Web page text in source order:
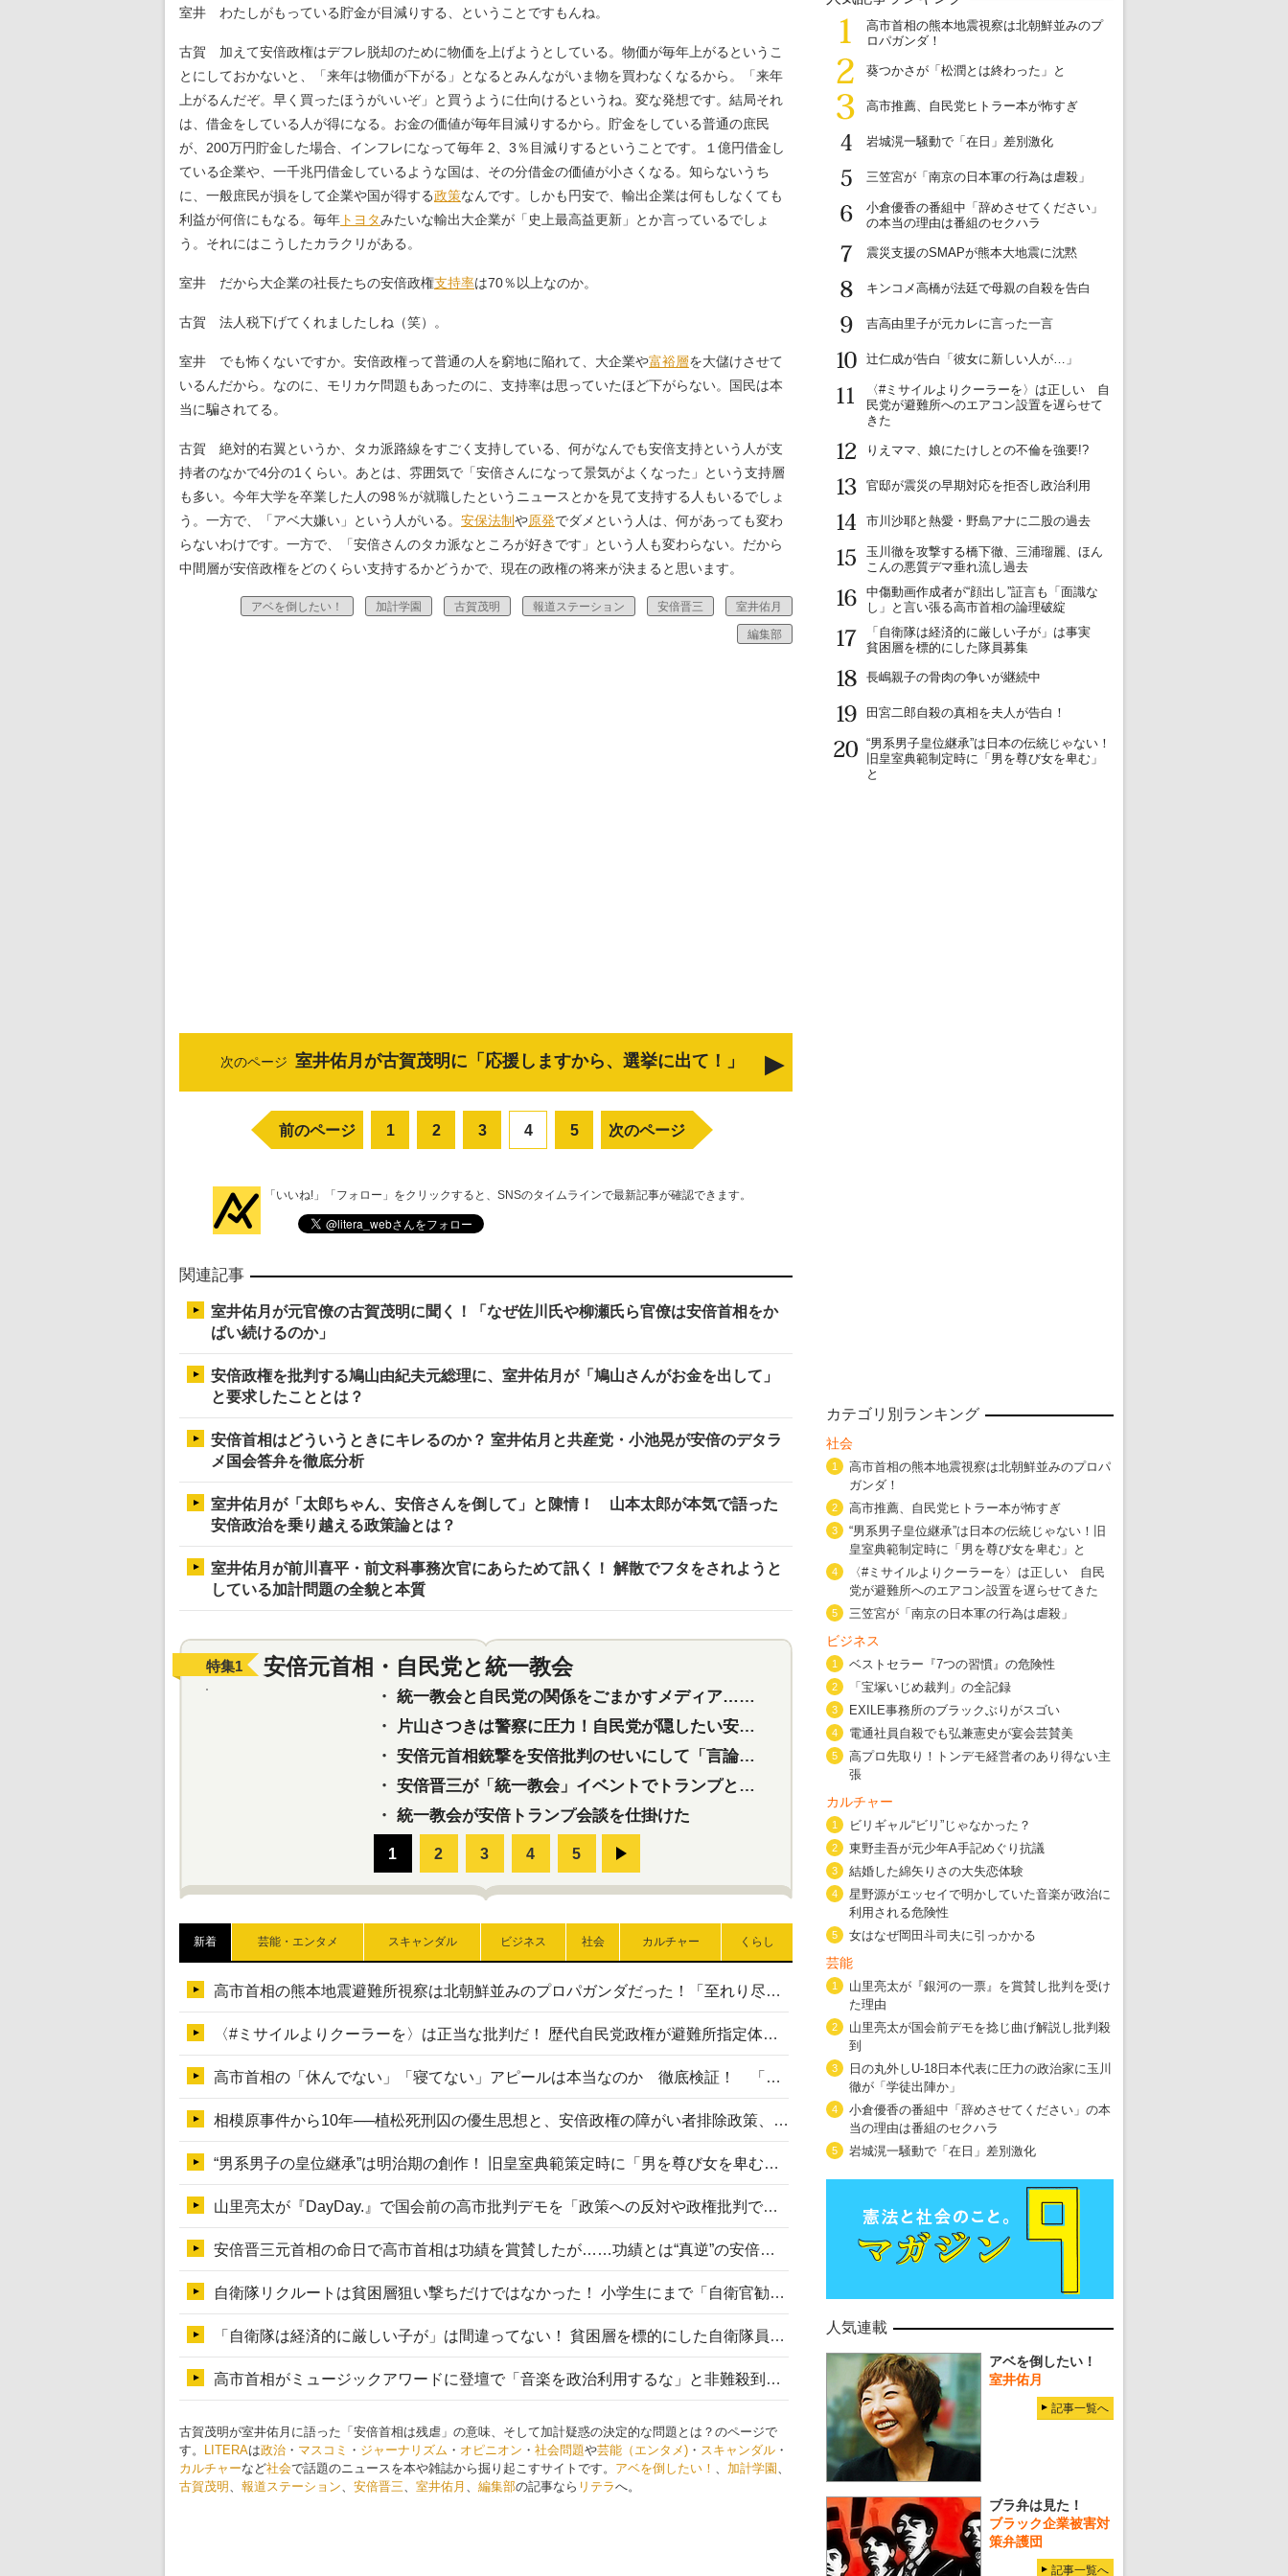
室井 わたしがもっている貯金が目減りする、ということですもんね。
古賀 加えて安倍政権はデフレ脱却のために物価を上げようとしている。物価が毎年上がるというこ
とにしておかないと、「来年は物価が下がる」となるとみんながいま物を買わなくなるから。「来年
上がるんだぞ。早く買ったほうがいいぞ」と買うように仕向けるというね。変な発想です。結局それ
は、借金をしている人が得になる。お金の価値が毎年目減りするから。貯金をしている普通の庶民
が、200万円貯金した場合、インフレになって毎年 2、3％目減りするということです。１億円借金し
ている企業や、一千兆円借金しているような国は、その分借金の価値が小さくなる。知らないうち
に、一般庶民が損をして企業や国が得する政策なんです。しかも円安で、輸出企業は何もしなくても
利益が何倍にもなる。毎年 トヨタみたいな輸出大企業が「史上最高益更新」とか言っているでしょ
う。それにはこうしたカラクリがある。
室井 だから大企業の社長たちの安倍政権支持率は70％以上なのか。
古賀 法人税下げてくれましたしね（笑）。
室井 でも怖くないですか。安倍政権って普通の人を窮地に陥れて、大企業や富裕層を大儲けさせて
いるんだから。なのに、モリカケ問題もあったのに、支持率は思っていたほど下がらない。国民は本
当に騙されてる。
古賀 絶対的右翼というか、タカ派路線をすごく支持している、何がなんでも安倍支持という人が支
持者のなかで4分の1くらい。あとは、雰囲気で「安倍さんになって景気がよくなった」という支持層
も多い。今年大学を卒業した人の98％が就職したというニュースとかを見て支持する人もいるでしょ
う。一方で、「アベ大嫌い」という人がいる。 安保法制や原発でダメという人は、何があっても変わ
らないわけです。一方で、「安倍さんのタカ派なところが好きです」という人も変わらない。だから
中間層が安倍政権をどのくらい支持するかどうかで、現在の政権の将来が決まると思います。
アベを倒したい！ 加計学園 古賀茂明 報道ステーション 安倍晋三 室井佑月
編集部
次のページ 室井佑月が古賀茂明に「応援しますから、選挙に出て！」
前のページ 1 2 3 4 5 次のページ
「いいね!」「フォロー」をクリックすると、SNSのタイムラインで最新記事が確認できます。
関連記事
室井佑月が元官僚の古賀茂明に聞く！「なぜ佐川氏や柳瀬氏ら官僚は安倍首相をか
ばい続けるのか」
安倍政権を批判する鳩山由紀夫元総理に、室井佑月が「鳩山さんがお金を出して」
と要求したこととは？
安倍首相はどういうときにキレるのか？ 室井佑月と共産党・小池晃が安倍のデタラ
メ国会答弁を徹底分析
室井佑月が「太郎ちゃん、安倍さんを倒して」と陳情！ 山本太郎が本気で語った
安倍政治を乗り越える政策論とは？
室井佑月が前川喜平・前文科事務次官にあらためて訊く！ 解散でフタをされようと
している加計問題の全貌と本質
特集1 安倍元首相・自民党と統一教会
・ 統一教会と自民党の関係をごまかすメディア…民放は有田芳生に発言自粛を要求
・
片山さつきは警察に圧力！自民党が隠したい安倍元首相と統一教会の深い関係
・ 安倍元首相銃撃を安倍批判のせいにして「言論封殺」に利用する自民党応援団
・ 安倍晋三が「統一教会」イベントでトランプと演説！同性婚や夫婦別姓を攻撃
・ 統一教会が安倍トランプ会談を仕掛けた
特集2 東京五輪強行開催特別企画 大ウソだら
・ 五輪入場行進にすぎやまこういちの曲、杉田水脈の
・ 大ウソだらけの東京五輪！ 安倍・菅・森はどんな嘘を
・ 五輪サッカー・久保建英が南アの陽性者に「僕らに損ではない
五輪でIOCラウンジ以外にVIPルーム、広告代理店は物品購入
新着 芸能・エンタメ スキャンダル ビジネス 社会 カルチャー くらし
高市首相の熊本地震避難所視察は北朝鮮並みのプロパガンダだった！「至れり尽くせり」の選ばれた避難所の一方で実態は…
〈#ミサイルよりクーラーを〉は正当な批判だ！ 歴代自民党政権が避難所指定体育館へのエアコン設置を遅らせてきた客観的事実
高市首相の「休んでない」「寝てない」アピールは本当なのか 徹底検証！ 「資料読み込み」「アイロンがけ」も矛盾だらけ…
相模原事件から10年──植松死刑囚の優生思想と、安倍政権の障がい者排除政策、右派勢力の差別主義との関係を改めて問う
“男系男子の皇位継承”は明治期の創作！ 旧皇室典範策定時に「男を尊び女を卑むの慣習、人民の脳髄」とトンデモ論で女性天皇を否定
山里亮太が『DayDay.』で国会前の高市批判デモを「政策への反対や政権批判でない」と捻じ曲げ解説 デモ参加者から批判殺到
安倍晋三元首相の命日で高市首相は功績を賞賛したが……功績とは“真逆”の安倍元首相のトンデモ発言を振り返る
自衛隊リクルートは貧困層狙い撃ちだけではなかった！ 小学生にまで「自衛官勧誘」目的のパンフレット作成
「自衛隊は経済的に厳しい子が」は間違ってない！ 貧困層を標的にした自衛隊員募集、やす子、山上被告も…日本でも進む“経済的徴兵制”
高市首相がミュージックアワードに登壇で「音楽を政治利用するな」と非難殺到！ MAJの国策的本質を批判する声も
古賀茂明が室井佑月に語った「安倍首相は残虐」の意味、そして加計疑惑の決定的な問題とは？のページで
す。
LITERAは政治 ・ マスコミ ・ ジャーナリズム ・ オピニオン ・ 社会問題や芸能（エンタメ) ・ スキャンダル ・
カルチャーなど社会で話題のニュースを本や雑誌から掘り起こすサイトです。 アベを倒したい！ 、 加計学園 、
古賀茂明 、 報道ステーション、 安倍晋三、 室井佑月 、 編集部の記事なら リテラへ。
1
高市首相の熊本地震視察は北朝鮮並みのプ
ロパガンダ！
2
葵つかさが「松潤とは終わった」と
3
高市推薦、自民党ヒトラー本が怖すぎ
4
岩城滉一騒動で「在日」差別激化
5
三笠宮が「南京の日本軍の行為は虐殺」
6
小倉優香の番組中「辞めさせてください」
の本当の理由は番組のセクハラ
7
震災支援のSMAPが熊本大地震に沈黙
8
キンコメ高橋が法廷で母親の自殺を告白
9
吉高由里子が元カレに言った一言
10
辻仁成が告白「彼女に新しい人が…」
11
〈#ミサイルよりクーラーを〉は正しい 自
民党が避難所へのエアコン設置を遅らせて
きた
12
りえママ、娘にたけしとの不倫を強要!?
13
官邸が震災の早期対応を拒否し政治利用
14
市川沙耶と熱愛・野島アナに二股の過去
15
玉川徹を攻撃する橋下徹、三浦瑠麗、ほん
こんの悪質デマ垂れ流し過去
16
中傷動画作成者が“顔出し”証言も「面識な
し」と言い張る高市首相の論理破綻
17
「自衛隊は経済的に厳しい子が」は事実
貧困層を標的にした隊員募集
18
長嶋親子の骨肉の争いが継続中
19
田宮二郎自殺の真相を夫人が告白！
20
“男系男子皇位継承”は日本の伝統じゃない！
旧皇室典範制定時に「男を尊び女を卑む」
と
カテゴリ別ランキング
社会
1
高市首相の熊本地震視察は北朝鮮並みのプロパ
ガンダ！
2 高市推薦、自民党ヒトラー本が怖すぎ
3
“男系男子皇位継承”は日本の伝統じゃない！旧
皇室典範制定時に「男を尊び女を卑む」と
4
〈#ミサイルよりクーラーを〉は正しい 自民
党が避難所へのエアコン設置を遅らせてきた
5 三笠宮が「南京の日本軍の行為は虐殺」
ビジネス
1 ベストセラー『7つの習慣』の危険性
2 「宝塚いじめ裁判」の全記録
3 EXILE事務所のブラックぶりがスゴい
4 電通社員自殺でも弘兼憲史が宴会芸賛美
5
高プロ先取り！トンデモ経営者のあり得ない主
張
カルチャー
1 ビリギャル“ビリ”じゃなかった？
2 東野圭吾が元少年A手記めぐり抗議
3 結婚した綿矢りさの大失恋体験
4
星野源がエッセイで明かしていた音楽が政治に
利用される危険性
5 女はなぜ岡田斗司夫に引っかかる
芸能
1
山里亮太が『銀河の一票』を賞賛し批判を受け
た理由
2
山里亮太が国会前デモを捻じ曲げ解説し批判殺
到
3
日の丸外しU-18日本代表に圧力の政治家に玉川
徹が「学徒出陣か」
4
小倉優香の番組中「辞めさせてください」の本
当の理由は番組のセクハラ
5 岩城滉一騒動で「在日」差別激化
人気連載
アベを倒したい！
室井佑月
記事一覧へ
ブラ弁は見た！
ブラック企業被害対
策弁護団
記事一覧へ